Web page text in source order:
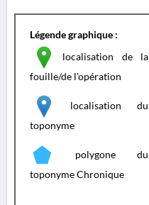
Légende graphique :
localisation de la
fouille/de l'opération
localisation du
toponyme
polygone du
toponyme Chronique